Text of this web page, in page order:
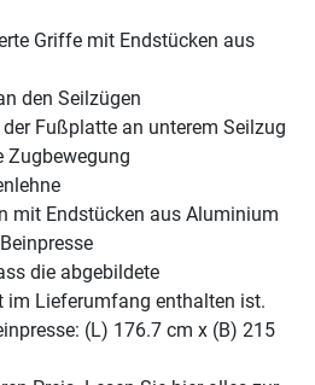
Griffe mit Endstücken aus
den Seilzügen
Fußplatte an unterem Seilzug
Zugbewegung
mit Endstücken aus Aluminium
die abgebildete
im Lieferumfang enthalten ist.
(L) 176.7 cm x (B) 215